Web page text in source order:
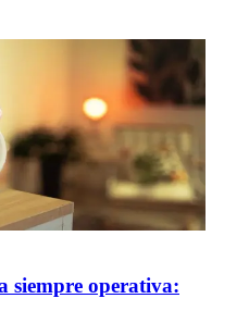
siempre operativa: